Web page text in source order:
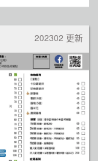
202302 更新